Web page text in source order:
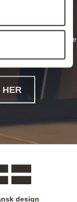
dit eget helt unikke
det skal være et
noget helt femte.
HER
design